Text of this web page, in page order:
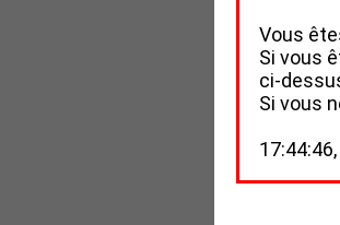
Vous
Si vous
Si vous